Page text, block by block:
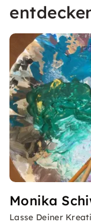
Monika
Lasse Deiner